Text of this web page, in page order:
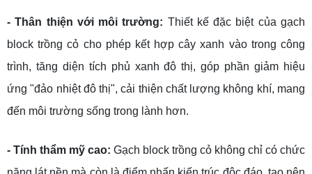
- Thân thiện với môi trường: Thiết kế đặc biệt của gạch
block trồng cỏ cho phép kết hợp cây xanh vào trong công
trình, tăng diện tích phủ xanh đô thị, góp phần giảm hiệu
ứng "đảo nhiệt đô thị", cải thiện chất lượng không khí, mang
đến môi trường sống trong lành hơn.
- Tính thẩm mỹ cao: Gạch block trồng cỏ không chỉ có chức